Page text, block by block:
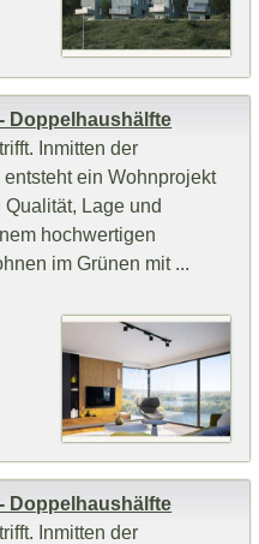
Doppelhaushälfte
Inmitten der
ein Wohnprojekt
Lage und
hochwertigen
im Grünen mit ...
Doppelhaushälfte
Inmitten der